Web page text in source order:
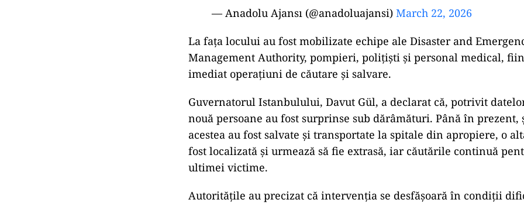
— Anadolu Ajansı (@anadoluajansi) March 22, 2026
La fața locului au fost mobilizate echipe ale Disaster and
Management Authority, pompieri, polițiști și personal medical,
imediat operațiuni de căutare și salvare.
Guvernatorul Istanbulului, Davut Gül, a declarat că, potrivit
nouă persoane au fost surprinse sub dărâmături. Până în prezent,
acestea au fost salvate și transportate la spitale din apropiere, o
fost localizată și urmează să fie extrasă, iar căutările continuă
ultimei victime.
Autoritățile au precizat că intervenția se desfășoară în condiții